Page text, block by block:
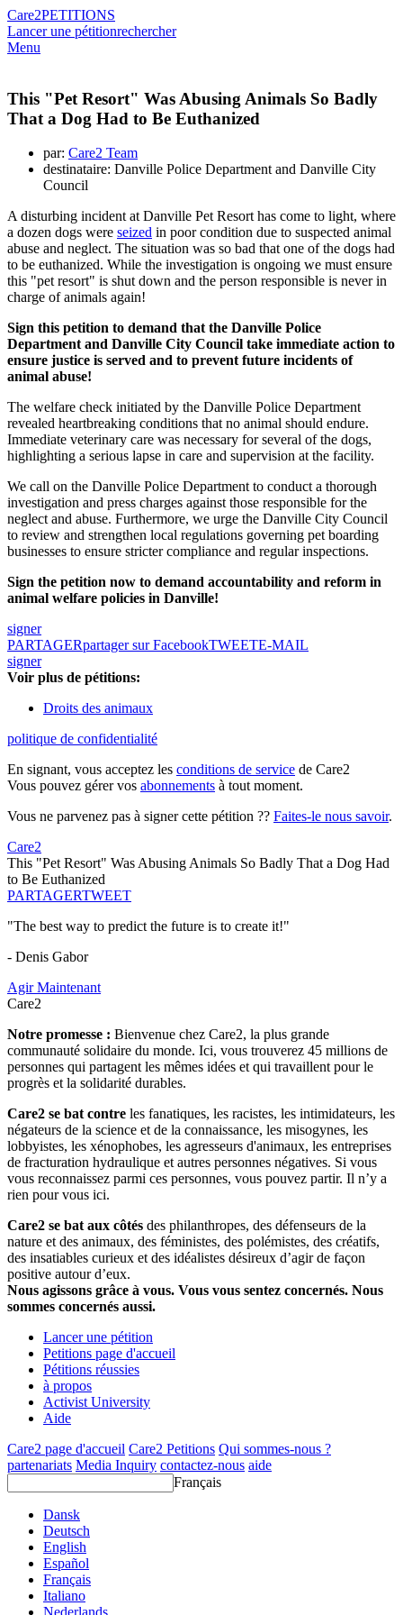
Care2PETITIONS
Lancer une pétitionrechercher
Menu
This "Pet Resort" Was Abusing Animals So Badly
That a Dog Had to Be Euthanized
par: Care2 Team
destinataire: Danville Police Department and Danville City
Council
A disturbing incident at Danville Pet Resort has come to light, where
a dozen dogs were seized in poor condition due to suspected animal
abuse and neglect. The situation was so bad that one of the dogs had
to be euthanized. While the investigation is ongoing we must ensure
this "pet resort" is shut down and the person responsible is never in
charge of animals again!
Sign this petition to demand that the Danville Police
Department and Danville City Council take immediate action to
ensure justice is served and to prevent future incidents of
animal abuse!
The welfare check initiated by the Danville Police Department
revealed heartbreaking conditions that no animal should endure.
Immediate veterinary care was necessary for several of the dogs,
highlighting a serious lapse in care and supervision at the facility.
We call on the Danville Police Department to conduct a thorough
investigation and press charges against those responsible for the
neglect and abuse. Furthermore, we urge the Danville City Council
to review and strengthen local regulations governing pet boarding
businesses to ensure stricter compliance and regular inspections.
Sign the petition now to demand accountability and reform in
animal welfare policies in Danville!
signer
PARTAGERpartager sur FacebookTWEETE-MAIL
signer
Voir plus de pétitions:
Droits des animaux
politique de confidentialité
En signant, vous acceptez les conditions de service de Care2
Vous pouvez gérer vos abonnements à tout moment.
Vous ne parvenez pas à signer cette pétition ?? Faites-le nous savoir.
Care2
This "Pet Resort" Was Abusing Animals So Badly That a Dog Had
to Be Euthanized
PARTAGERTWEET
"The best way to predict the future is to create it!"
- Denis Gabor
Agir Maintenant
Care2
Notre promesse : Bienvenue chez Care2, la plus grande
communauté solidaire du monde. Ici, vous trouverez 45 millions de
personnes qui partagent les mêmes idées et qui travaillent pour le
progrès et la solidarité durables.
Care2 se bat contre les fanatiques, les racistes, les intimidateurs, les
négateurs de la science et de la connaissance, les misogynes, les
lobbyistes, les xénophobes, les agresseurs d'animaux, les entreprises
de fracturation hydraulique et autres personnes négatives. Si vous
vous reconnaissez parmi ces personnes, vous pouvez partir. Il n’y a
rien pour vous ici.
Care2 se bat aux côtés des philanthropes, des défenseurs de la
nature et des animaux, des féministes, des polémistes, des créatifs,
des insatiables curieux et des idéalistes désireux d’agir de façon
positive autour d’eux.
Nous agissons grâce à vous. Vous vous sentez concernés. Nous
sommes concernés aussi.
Lancer une pétition
Petitions page d'accueil
Pétitions réussies
à propos
Activist University
Aide
Care2 page d'accueil Care2 Petitions Qui sommes-nous ?
partenariats Media Inquiry contactez-nous aide
Français
Dansk
Deutsch
English
Español
Français
Italiano